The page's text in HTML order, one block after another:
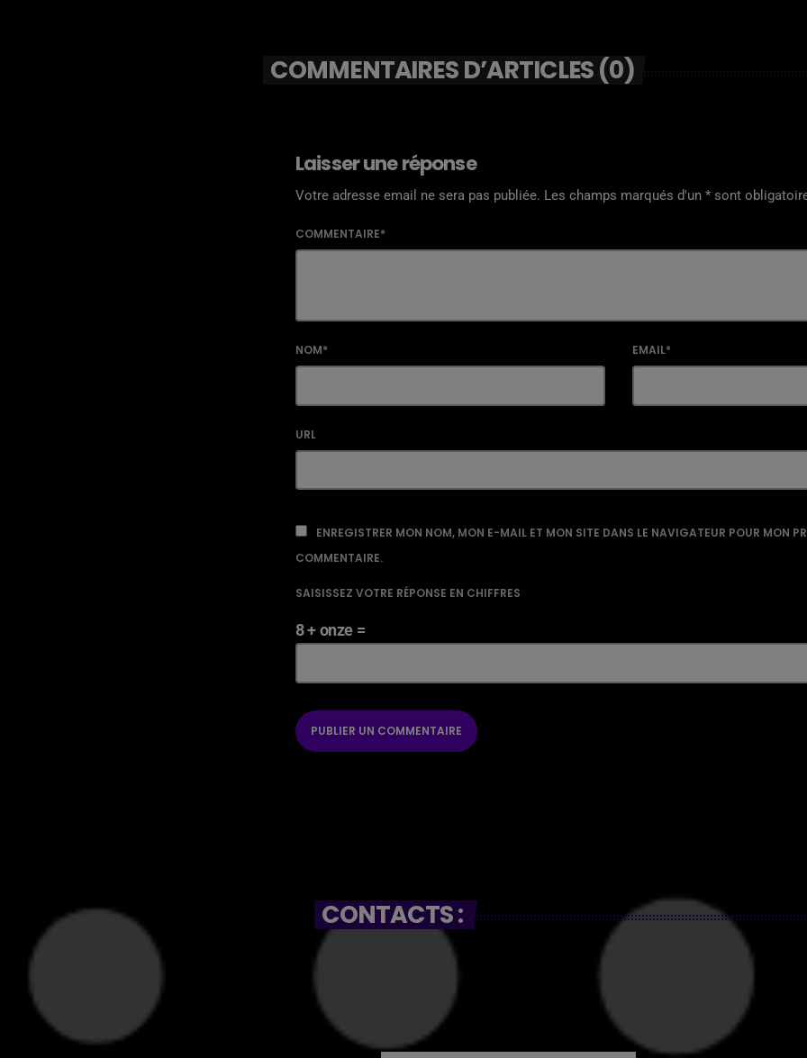
COMMENTAIRES D’ARTICLES (0)
Laisser une réponse
Votre adresse email ne sera pas publiée. Les champs marqués d'un * sont
COMMENTAIRE*
NOM* EMAIL*
URL
ENREGISTRER MON NOM, MON E-MAIL ET MON SITE DANS LE NAVIGATEUR POUR MON
COMMENTAIRE.
SAISISSEZ VOTRE RÉPONSE EN CHIFFRES
8 + onze =
CONTACTS :